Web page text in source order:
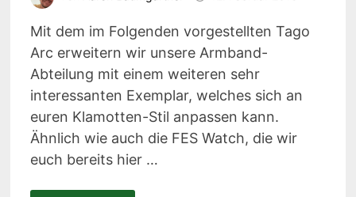
Mit dem im Folgenden vorgestellten Tago
Arc erweitern wir unsere Armband-
Abteilung mit einem weiteren sehr
interessanten Exemplar, welches sich an
euren Klamotten-Stil anpassen kann.
Ähnlich wie auch die FES Watch, die wir
euch bereits hier …